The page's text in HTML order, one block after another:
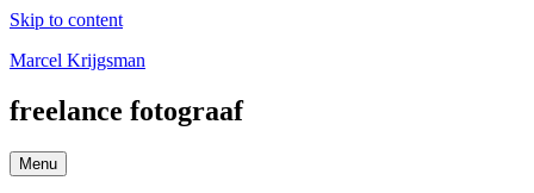
Skip to content
Marcel Krijgsman
freelance fotograaf
Menu